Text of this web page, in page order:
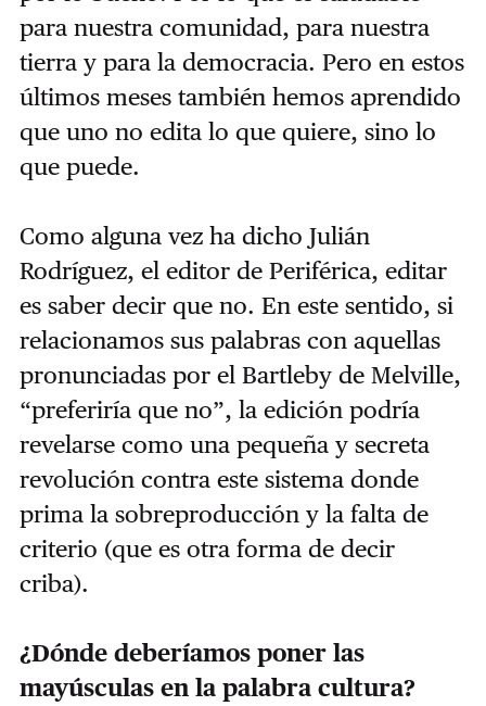
para nuestra comunidad, para nuestra
tierra y para la democracia. Pero en estos
últimos meses también hemos aprendido
que uno no edita lo que quiere, sino lo
que puede.
Como alguna vez ha dicho Julián
Rodríguez, el editor de Periférica, editar
es saber decir que no. En este sentido, si
relacionamos sus palabras con aquellas
pronunciadas por el Bartleby de Melville,
“preferiría que no”, la edición podría
revelarse como una pequeña y secreta
revolución contra este sistema donde
prima la sobreproducción y la falta de
criterio (que es otra forma de decir
criba).
¿Dónde deberíamos poner las
mayúsculas en la palabra cultura?